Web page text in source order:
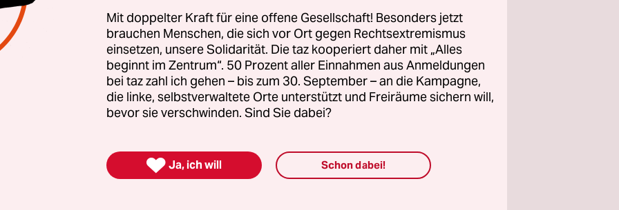
Im kommenden Jahr soll die Produktion
zu 2.000 neue Arbeitsplätze werden entstehen.
Mit doppelter Kraft für eine offene Gesellschaft! Besonders jetzt
brauchen Menschen, die sich vor Ort gegen Rechtsextremismus
einsetzen, unsere Solidarität. Die taz kooperiert daher mit „Alles
beginnt im Zentrum“. 50 Prozent aller Einnahmen aus Anmeldungen
bei taz zahl ich gehen – bis zum 30. September – an die Kampagne,
die linke, selbstverwaltete Orte unterstützt und Freiräume sichern will,
bevor sie verschwinden. Sind Sie dabei?
 Ja, ich will Schon dabei!